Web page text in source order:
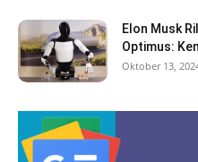
Elon Musk
Optimus:
Oktober 13,